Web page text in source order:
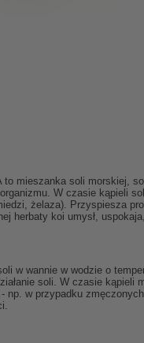
mieszanka soli morskiej,
W czasie kąpieli
żelaza). Przyspiesza
herbaty koi umysł,
w wannie w wodzie o
soli. W czasie kąpieli
w przypadku